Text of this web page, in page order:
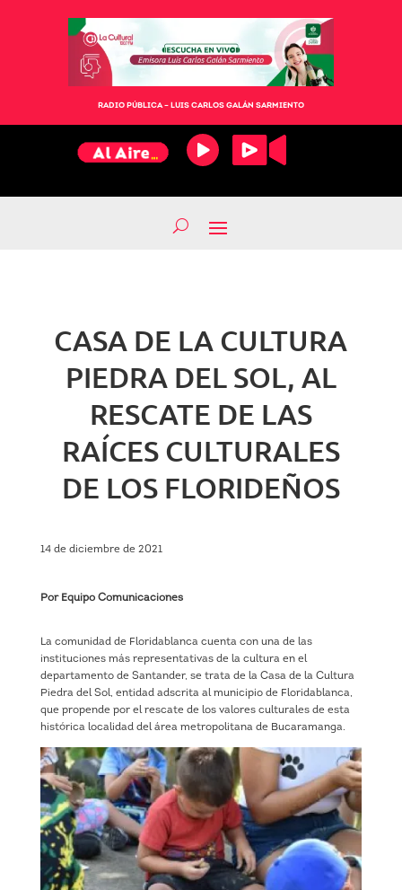
RADIO PÚBLICA – LUIS CARLOS GALÁN SARMIENTO
CASA DE LA CULTURA
PIEDRA DEL SOL, AL
RESCATE DE LAS
RAÍCES CULTURALES
DE LOS FLORIDEÑOS
14 de diciembre de 2021
Por Equipo Comunicaciones
La comunidad de Floridablanca cuenta con una de las
instituciones más representativas de la cultura en el
departamento de Santander, se trata de la Casa de la Cultura
Piedra del Sol, entidad adscrita al municipio de Floridablanca,
que propende por el rescate de los valores culturales de esta
histórica localidad del área metropolitana de Bucaramanga.